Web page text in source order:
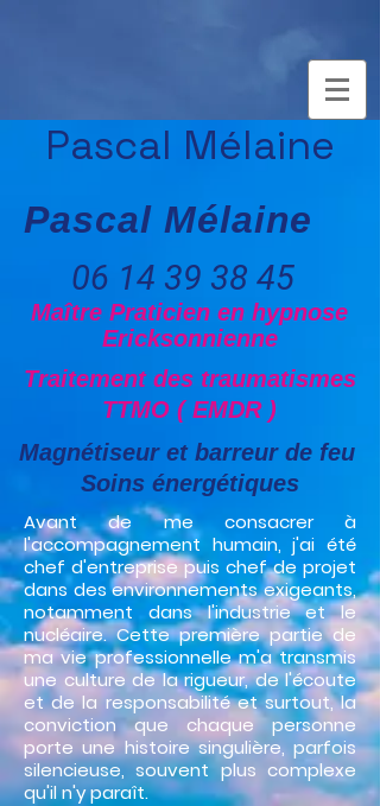
Pascal Mélaine
Pascal Mélaine
Maître Praticien en hypnose
Ericksonnienne
06 14 39 38 45
Traitement des traumatismes
TTMO ( EMDR )
Magnétiseur et barreur de feu
Soins énergétiques
Avant de me consacrer à
l'accompagnement humain, j'ai été
chef d'entreprise puis chef de projet
dans des environnements exigeants,
notamment dans l'industrie et le
nucléaire. Cette première partie de
ma vie professionnelle m'a transmis
une culture de la rigueur, de l'écoute
et de la responsabilité et surtout, la
conviction que chaque personne
porte une histoire singulière, parfois
silencieuse, souvent plus complexe
qu'il n'y paraît.